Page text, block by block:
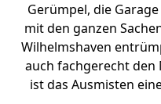
Gerümpel, die
mit den ganzen
Wilhelmshaven
auch fachgerecht den
ist das Ausmisten